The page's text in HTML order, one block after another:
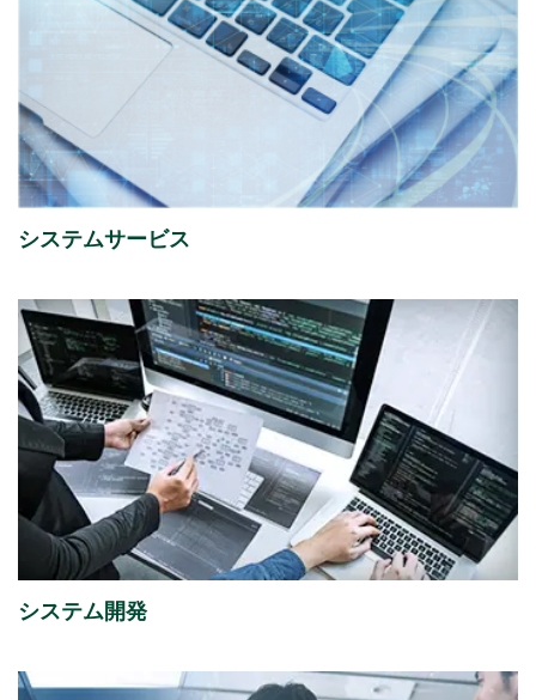
「さくらケーシーエスボランティア基金」の2025年度
寄付先を掲載しました。
2026年07月01日
ISR社主催セミナー『迫る、経済産業省「サプライチェ
ーン強化に向けたセキュリティ対策評価制度」今すぐ
始める課題の可視化と対策準備』出展のご案内
2026年07月01日 イベント
富士通株式会社主催イベント「Fujitsu Experience
Day 2026」
出展のご案内
2026年08月06日 経営・財務
「さくらケーシーエス、ヴィッセル神戸オフィシャル
パートナーとして2026/27シーズンを応援」を掲載し
ました。
（4,123KB）
「ITトレンドEXPO2026 Summer」出展のご案内
システムサービス
システム開発